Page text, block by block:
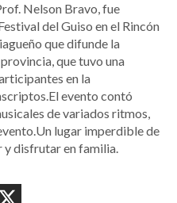
Nelson Bravo, fue
del Guiso en el Rincón
que difunde la
que tuvo una
en la
evento contó
de variados ritmos,
lugar imperdible de
y disfrutar en familia.